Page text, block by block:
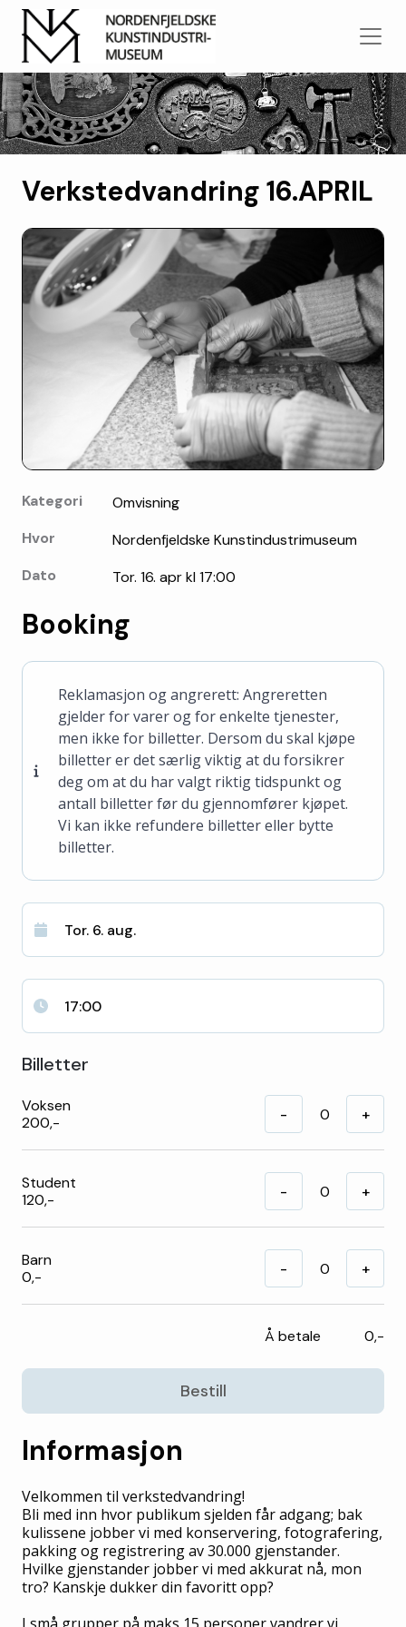
Verkstedvandring 16.APRIL
Kategori
Omvisning
Hvor
Nordenfjeldske Kunstindustrimuseum
Dato
Tor. 16. apr kl 17:00
Booking
Reklamasjon og angrerett: Angreretten
gjelder for varer og for enkelte tjenester,
men ikke for billetter. Dersom du skal kjøpe
billetter er det særlig viktig at du forsikrer
deg om at du har valgt riktig tidspunkt og
antall billetter før du gjennomfører kjøpet.
Vi kan ikke refundere billetter eller bytte
billetter.
Tor. 6. aug.
17:00
Billetter
Voksen
200,-
- +
Student
120,-
- +
Barn
0,-
- +
Å betale 0,-
Bestill
Informasjon
Velkommen til verkstedvandring!
Bli med inn hvor publikum sjelden får adgang; bak
kulissene jobber vi med konservering, fotografering,
pakking og registrering av 30.000 gjenstander.
Hvilke gjenstander jobber vi med akkurat nå, mon
tro? Kanskje dukker din favoritt opp?